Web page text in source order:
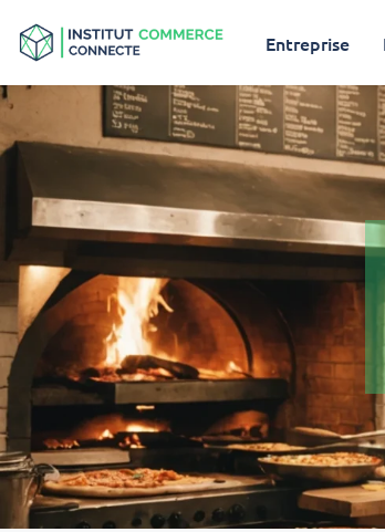
Entreprise